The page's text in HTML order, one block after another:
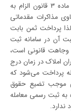
با عنایت به اینکه پیش‌نویس قرارداد موضوع ماده ۳ قانون الزام به
مذاکرات مقدماتی
پرداخت ثمن بابت
آن در سامانه ثبت
وجاهت قانونی است،
املاک در زمان درج
پرداخت می‌شود که
موجب تضیع حقوق
به ثبت رسمی معامله
ندارد.